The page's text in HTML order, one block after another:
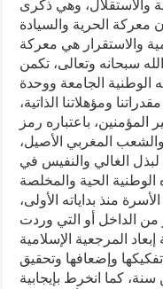
والاستقلال، وهي ذكرى
معركة الحرية والسيادة
والاستقرار هي معركة
سبحانه وتعالى، تكمن
الوطنية الجامعة ووحدة
ومؤهلاتنا الذاتية،
المؤمنين، باعتباره رمز
المغربي الأصيل،
لبذل الغالي والنفيس في
منذ بداياته الأولى،
الداخل أو التي وردت
المرجعية الإسلامية
وإضعافها وتحقيق
كما انخرط بإيجابية